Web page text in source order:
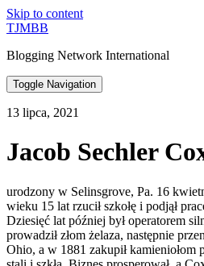
Skip to content
TJMBB
Blogging Network International
Toggle Navigation
13 lipca, 2021
Jacob Sechler
urodzony w Selinsgrove, Pa. 16
wieku 15 lat rzucił szkołę i podjął
Dziesięć lat później był operatorem
prowadził złom żelaza, następnie
Ohio, a w 1881 zakupił kamieniołom